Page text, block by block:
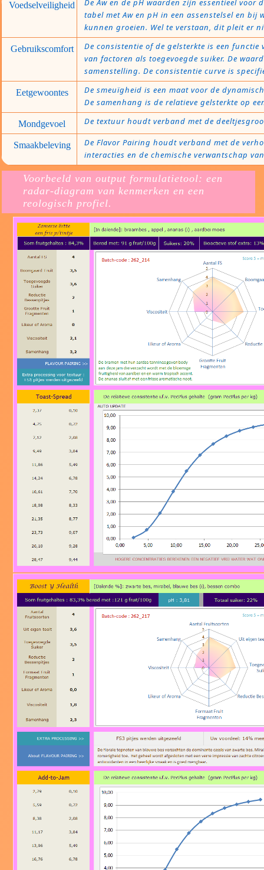
Voedselveiligheid
De Aw en de pH waarden zijn essentieel voor
tabel met Aw en pH in een assenstelsel en
kunnen groeien. Wel te verstaan, dit pleit er
Gebruikscomfort
De consistentie of de gelsterkte is een
van factoren als toegevoegde suiker. De
samenstelling. De consistentie curve is
Eetgewoontes
De smeuïgheid is een maat voor de
De samenhang is de relatieve gelsterkte op
Mondgevoel De textuur houdt verband met de
Smaakbeleving
De Flavor Pairing houdt verband met de
interacties en de chemische verwantschap
Voorbeeld van output formulatietool: een
radar-diagram van kenmerken en een
reologisch profiel.